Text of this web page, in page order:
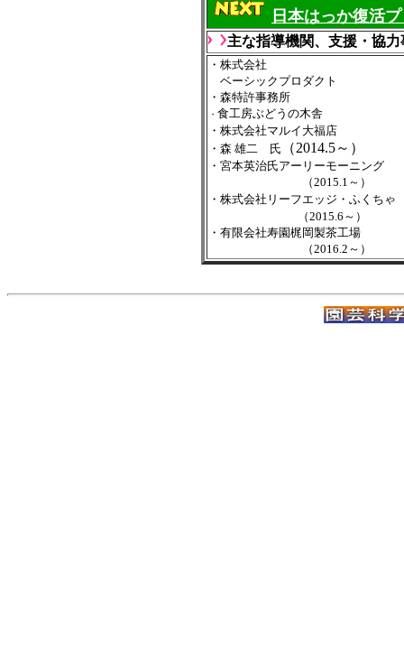
日本はっか復活
主な指導機関、支援・協力
・株式会社
ベーシックプロダクト
・森特許事務所
・ 食工房ぶどうの木舎
・株式会社マルイ大福店
・森 雄二 氏
（2014.5～）
・宮本英治氏アーリーモーニング
（2015.1～）
・株式会社リーフエッジ・ふくちゃ
（2015.6～）
・有限会社寿園梶岡製茶工場
（2016.2～）